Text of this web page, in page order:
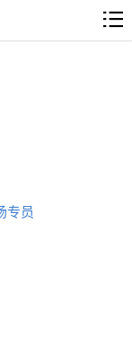
专员